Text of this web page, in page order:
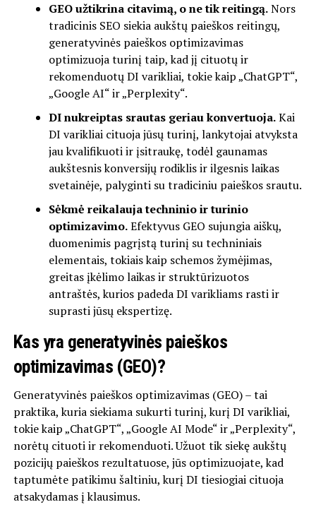
GEO užtikrina citavimą, o ne tik reitingą.Nors
tradicinis SEO siekia aukštų paieškos reitingų,
generatyvinės paieškos optimizavimas
optimizuoja turinį taip, kad jį cituotų ir
rekomenduotų DI varikliai, tokie kaip „ChatGPT“,
„Google AI“ ir „Perplexity“.
DI nukreiptas srautas geriau konvertuoja.Kai
DI varikliai cituoja jūsų turinį, lankytojai atvyksta
jau kvalifikuoti ir įsitraukę, todėl gaunamas
aukštesnis konversijų rodiklis ir ilgesnis laikas
svetainėje, palyginti su tradiciniu paieškos srautu.
Sėkmė reikalauja techninio ir turinio
optimizavimo.Efektyvus GEO sujungia aiškų,
duomenimis pagrįstą turinį su techniniais
elementais, tokiais kaip schemos žymėjimas,
greitas įkėlimo laikas ir struktūrizuotos
antraštės, kurios padeda DI varikliams rasti ir
suprasti jūsų ekspertizę.
Kas yra generatyvinės paieškos
optimizavimas (GEO)?
Generatyvinės paieškos optimizavimas (GEO) – tai
praktika, kuria siekiama sukurti turinį, kurį DI varikliai,
tokie kaip „ChatGPT“, „Google AI Mode“ ir „Perplexity“,
norėtų cituoti ir rekomenduoti. Užuot tik siekę aukštų
pozicijų paieškos rezultatuose, jūs optimizuojate, kad
taptumėte patikimu šaltiniu, kurį DI tiesiogiai cituoja
atsakydamas į klausimus.